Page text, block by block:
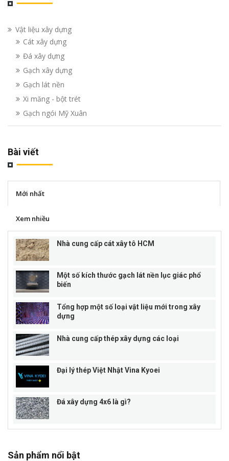
Vật liệu xây dựng
Cát xây dựng
Đá xây dựng
Gạch xây dựng
Gạch lát nền
Xi măng - bột trét
Gạch ngói Mỹ Xuân
Bài viết
Mới nhất
Xem nhiều
Nhà cung cấp cát xây tô HCM
Một số kích thước gạch lát nền lục giác phổ
biến
Tổng hợp một số loại vật liệu mới trong xây
dựng
Nhà cung cấp thép xây dựng các loại
Đại lý thép Việt Nhật Vina Kyoei
Đá xây dựng 4x6 là gì?
Sản phẩm nổi bật